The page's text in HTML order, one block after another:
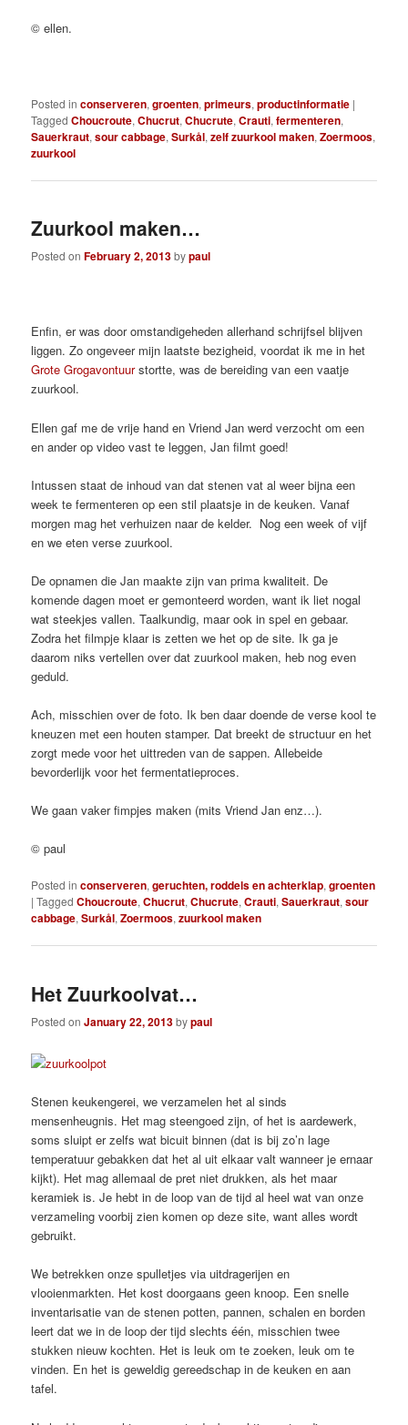
© ellen.
Posted in conserveren,groenten,primeurs,productinformatie |
Tagged Choucroute,Chucrut,Chucrute,Crauti,fermenteren,
Sauerkraut,sour cabbage,Surkål,zelf zuurkool maken,Zoermoos,
zuurkool
Zuurkool maken…
Posted onFebruary 2, 2013bypaul
Enfin, er was door omstandigeheden allerhand schrijfsel blijven
liggen. Zo ongeveer mijn laatste bezigheid, voordat ik me in het
Grote Grogavontuurstortte, was de bereiding van een vaatje
zuurkool.
Ellen gaf me de vrije hand en Vriend Jan werd verzocht om een
en ander op video vast te leggen, Jan filmt goed!
Intussen staat de inhoud van dat stenen vat al weer bijna een
week te fermenteren op een stil plaatsje in de keuken. Vanaf
morgen mag het verhuizen naar de kelder. Nog een week of vijf
en we eten verse zuurkool.
De opnamen die Jan maakte zijn van prima kwaliteit. De
komende dagen moet er gemonteerd worden, want ik liet nogal
wat steekjes vallen. Taalkundig, maar ook in spel en gebaar.
Zodra het filmpje klaar is zetten we het op de site. Ik ga je
daarom niks vertellen over dat zuurkool maken, heb nog even
geduld.
Ach, misschien over de foto. Ik ben daar doende de verse kool te
kneuzen met een houten stamper. Dat breekt de structuur en het
zorgt mede voor het uittreden van de sappen. Allebeide
bevorderlijk voor het fermentatieproces.
We gaan vaker fimpjes maken (mits Vriend Jan enz…).
© paul
Posted in conserveren,geruchten, roddels en achterklap,groenten
|Tagged Choucroute,Chucrut,Chucrute,Crauti,Sauerkraut,sour
cabbage,Surkål,Zoermoos,zuurkool maken
Het Zuurkoolvat…
Posted onJanuary 22, 2013bypaul
Stenen keukengerei, we verzamelen het al sinds
mensenheugnis. Het mag steengoed zijn, of het is aardewerk,
soms sluipt er zelfs wat bicuit binnen (dat is bij zo’n lage
temperatuur gebakken dat het al uit elkaar valt wanneer je ernaar
kijkt). Het mag allemaal de pret niet drukken, als het maar
keramiek is. Je hebt in de loop van de tijd al heel wat van onze
verzameling voorbij zien komen op deze site, want alles wordt
gebruikt.
We betrekken onze spulletjes via uitdragerijen en
vlooienmarkten. Het kost doorgaans geen knoop. Een snelle
inventarisatie van de stenen potten, pannen, schalen en borden
leert dat we in de loop der tijd slechts één, misschien twee
stukken nieuw kochten. Het is leuk om te zoeken, leuk om te
vinden. En het is geweldig gereedschap in de keuken en aan
tafel.